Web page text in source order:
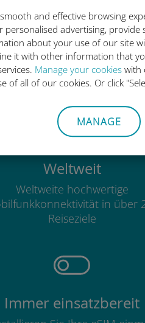
and effective browsing
personalised advertising,
about your use of our site
it with other information that
Manage your cookies with
of all of our cookies. Or click
MANAGE
ist die
Weltweit
Weltweite hochwertige
in über
Reiseziele
Immer einsatzbereit